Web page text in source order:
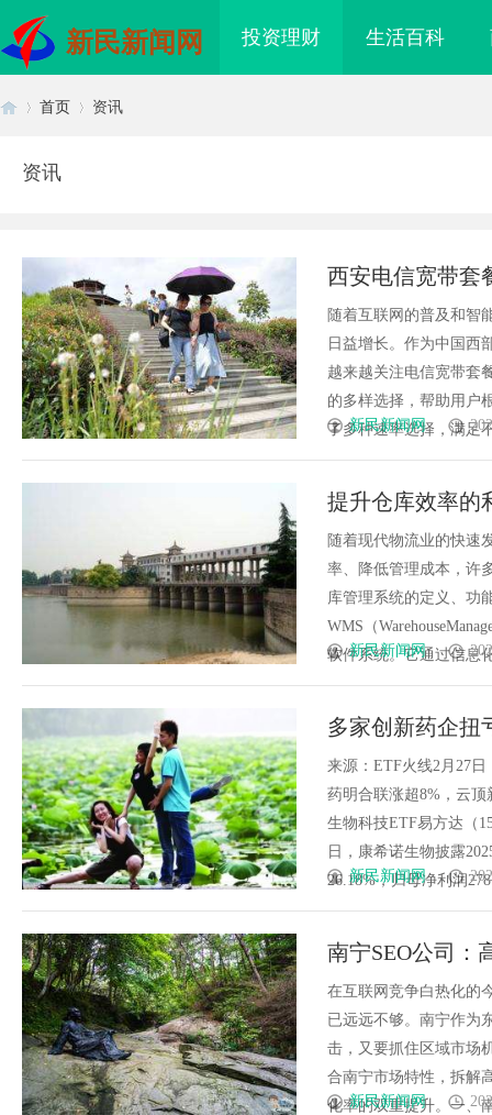
新民新闻网 投资理财 生活百科
首页 资讯
资讯
西安电信宽带套
随着互联网的普及和智
日益增长。作为中国西
越来越关注电信宽带套
的多样选择，帮助用户
了多种速率选择，满足
新民新闻网
提升仓库效率
随着现代物流业的快速
率、降低管理成本，许
库管理系统的定义、功
WMS（
软件系统。它通过信息
新民新闻网
多家创新药企扭
生物科技ETF易
来源：ETF火线2月27
药明合联涨超8%，云
生物科技ETF易方达（
日，康希诺生物披露
26.18%，归母净利润
新民新闻网
南宁SEO公司：
在互联网竞争白热化的
已远远不够。南宁作为
击，又要抓住区域市场
合南宁市场特性，拆解
化率的双重提升。一、
新民新闻网
配眼镜 合肥刑事辩护律师：为您的权益
护航